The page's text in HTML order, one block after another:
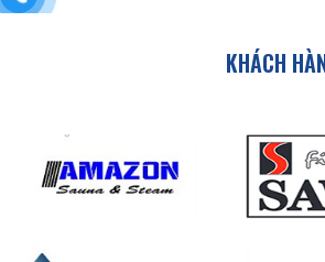
KHÁCH